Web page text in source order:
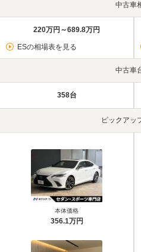
中古車
220万円～689.8万円
ESの相場表を見る
中古車
358台
ピックアッ
本体価格
356.1万円